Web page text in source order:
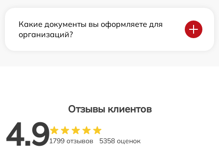
Какие документы вы оформляете для
организаций?
Отзывы клиентов
4.91799 отзывов 5358 оценок